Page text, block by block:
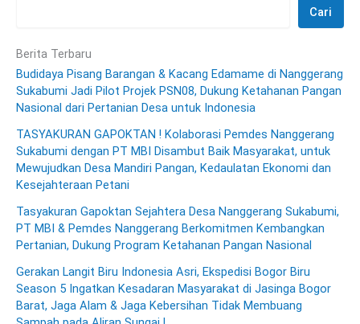
Cari
Berita Terbaru
Budidaya Pisang Barangan & Kacang Edamame di Nanggerang
Sukabumi Jadi Pilot Projek PSN08, Dukung Ketahanan Pangan
Nasional dari Pertanian Desa untuk Indonesia
TASYAKURAN GAPOKTAN ! Kolaborasi Pemdes Nanggerang
Sukabumi dengan PT MBI Disambut Baik Masyarakat, untuk
Mewujudkan Desa Mandiri Pangan, Kedaulatan Ekonomi dan
Kesejahteraan Petani
Tasyakuran Gapoktan Sejahtera Desa Nanggerang Sukabumi,
PT MBI & Pemdes Nanggerang Berkomitmen Kembangkan
Pertanian, Dukung Program Ketahanan Pangan Nasional
Gerakan Langit Biru Indonesia Asri, Ekspedisi Bogor Biru
Season 5 Ingatkan Kesadaran Masyarakat di Jasinga Bogor
Barat, Jaga Alam & Jaga Kebersihan Tidak Membuang